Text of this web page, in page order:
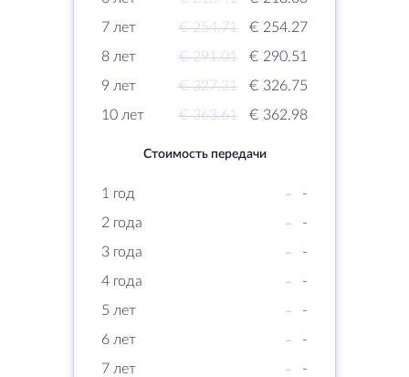
7 лет
€ 254.71
€ 254.27
8 лет
€ 291.01
€ 290.51
9 лет
€ 327.31
€ 326.75
10 лет
€ 363.61 € 362.98
Стоимость передачи
1 год -
-
2 года
-
-
3 года
-
-
4 года
-
-
5 лет
-
-
6 лет
-
-
7 лет
-
-